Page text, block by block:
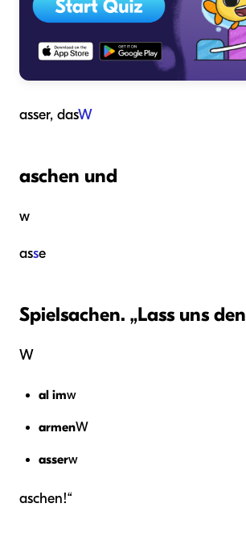
asser, dasW
aschen und
w
asse
Spielsachen. „Lass uns den
W
al imw
armenW
asserw
aschen!“